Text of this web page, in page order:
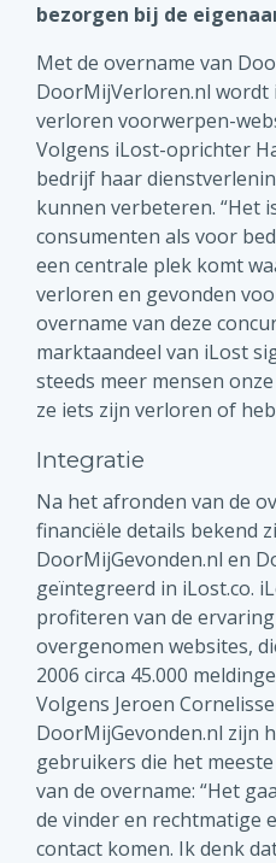
bezorgen bij de
Met de overname van
DoorMijVerloren.nl wordt
verloren voorwerpen-
Volgens iLost-oprichter
bedrijf haar
kunnen verbeteren. “Het
consumenten als voor
een centrale plek komt
verloren en gevonden
overname van deze
marktaandeel van iLost
steeds meer mensen
ze iets zijn verloren of
Integratie
Na het afronden van de
financiële details bekend
DoorMijGevonden.nl en
geïntegreerd in iLost.co.
profiteren van de
overgenomen websites,
2006 circa 45.000
Volgens Jeroen
DoorMijGevonden.nl zijn
gebruikers die het
van de overname: “Het
de vinder en rechtmatige
contact komen. Ik denk